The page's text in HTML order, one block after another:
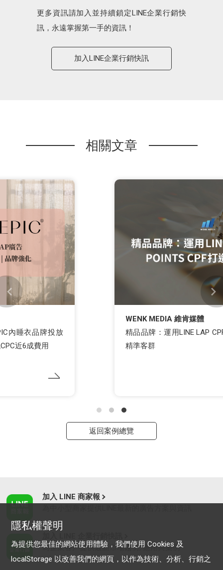
更多資訊請加入並持續鎖定LINE企業行銷快
訊，永遠掌握第一手的資訊！
加入LINE企業行銷快訊
相關文章
精品品牌：運用LINE LAP CPF與POINTS CPF打造
精準客群
返回案例總覽
加入 LINE 商家報
為企業客戶提供最新市場趨勢, 應用與案例
隱私權聲明
為提供您最佳的網站使用體驗，我們使用 Cookies 及
localStorage 以改善我們的網頁，以作為技術、分析、行銷之